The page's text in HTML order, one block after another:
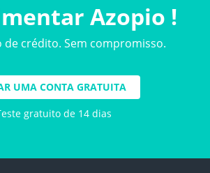
Azopio !
de crédito. Sem compromisso.
UMA CONTA GRATUITA
gratuito de 14 dias